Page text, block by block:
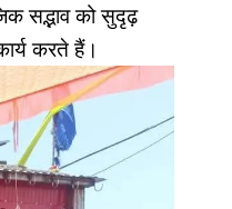
सद्भाव को सुदृढ़
करते हैं।